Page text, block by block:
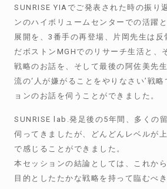
SUNRISE YIAでご発表された時の振り
ンのハイボリュームセンターでの活躍
展開を、3番手の再登場、片岡先生は反
だボストンMGHでのリサーチ生活と、
戦略のお話を、そして最後の阿佐美先
流の‘人が嫌がることをやりなさい’戦
ョンのお話を伺うことができました。
SUNRISE lab.発足後の5年間、多くの
伺ってきましたが、どんどんレベルが
で感じることができました。
本セッションの結論としては、これか
目的としたたかな戦略を持って臨むべ